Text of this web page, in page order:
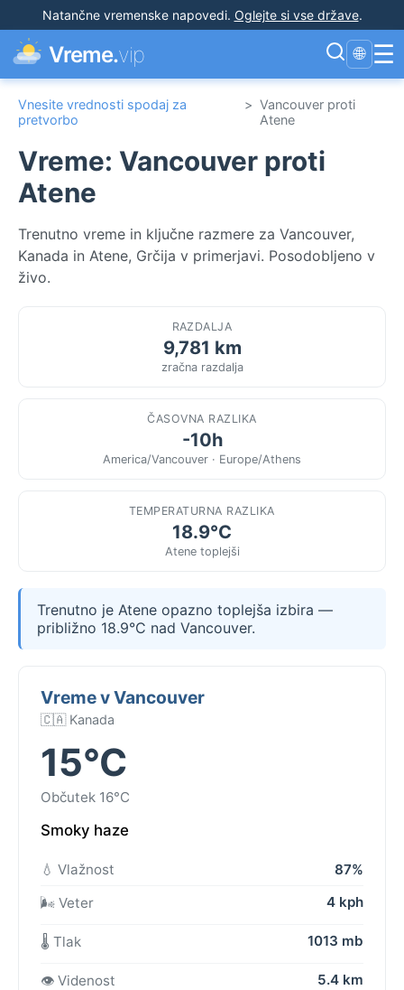
Natančne vremenske napovedi. Oglejte si vse države.
Vreme.vip 🌐 ☰
Vnesite vrednosti spodaj za
pretvorbo
> Vancouver proti
Atene
Vreme: Vancouver proti
Atene
Trenutno vreme in ključne razmere za Vancouver,
Kanada in Atene, Grčija v primerjavi. Posodobljeno v
živo.
RAZDALJA
9,781 km
zračna razdalja
ČASOVNA RAZLIKA
-10h
America/Vancouver · Europe/Athens
TEMPERATURNA RAZLIKA
18.9°C
Atene toplejši
Trenutno je Atene opazno toplejša izbira —
približno 18.9°C nad Vancouver.
Vreme v Vancouver
🇨🇦 Kanada
15°C
Občutek 16°C
Smoky haze
💧 Vlažnost
87%
🌬️ Veter
4 kph
🌡️ Tlak 1013 mb
👁️ Videnost 5.4 km